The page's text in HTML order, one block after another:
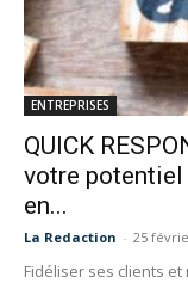
ENTREPRISES
QUICK
votre
en...
La Redaction - 25
Fidéliser ses clients